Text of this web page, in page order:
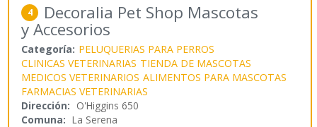
4 Decoralia Pet Shop Mascotas
y Accesorios
Categoría: PELUQUERIAS PARA PERROS
CLINICAS VETERINARIAS TIENDA DE MASCOTAS
MEDICOS VETERINARIOS ALIMENTOS PARA MASCOTAS
FARMACIAS VETERINARIAS
Dirección: O'Higgins 650
Comuna: La Serena